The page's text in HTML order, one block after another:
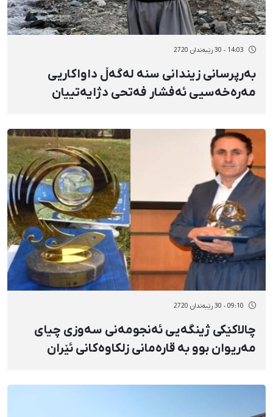
14:03 - 30 رێبەندان 2720
بەرپرسانی زیندانی سنە لەگەڵ داواکاریی
مەرەخەسیی ئەفشار فەتحی دژایەتییان
09:10 - 30 رێبەندان 2720
چالاکێکی ژینگەیی ئەنجومەنی سەوزی چیای
مەریوان بوو بە قارەمانی زلکاوەکانی ئێران